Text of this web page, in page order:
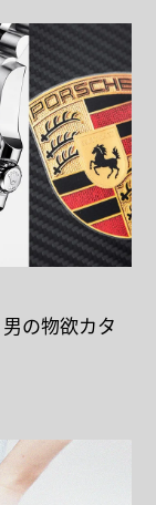
の物欲カタ